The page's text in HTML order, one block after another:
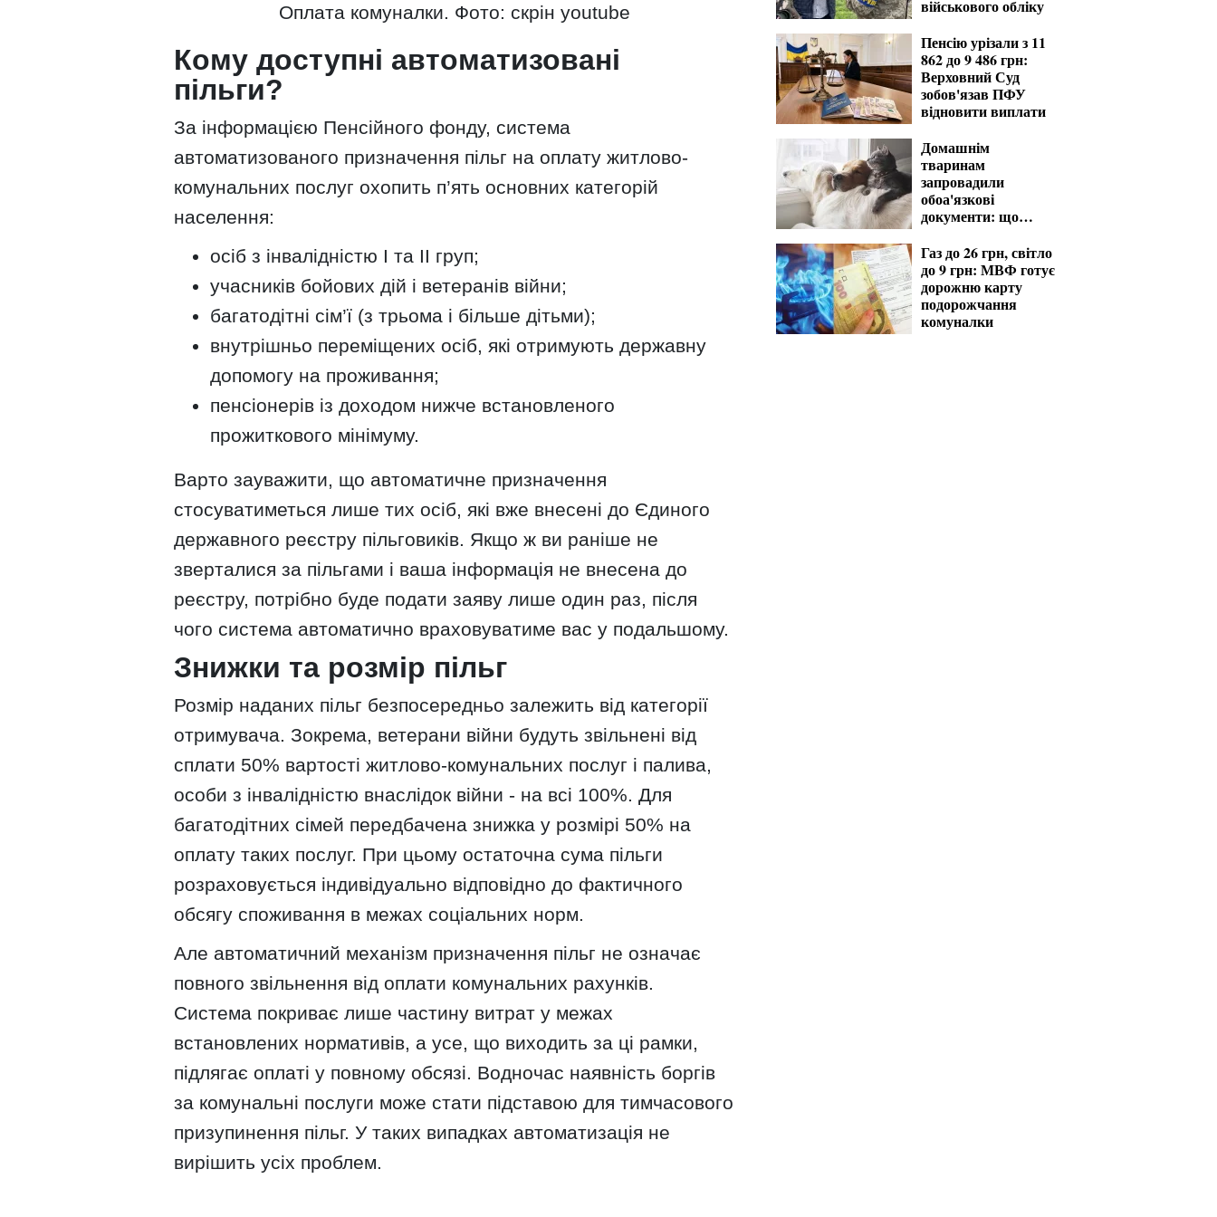
Оплата комуналки. Фото: скрін youtube
Кому доступні автоматизовані
пільги?
За інформацією Пенсійного фонду, система
автоматизованого призначення пільг на оплату житлово-
комунальних послуг охопить п’ять основних категорій
населення:
осіб з інвалідністю I та II груп;
учасників бойових дій і ветеранів війни;
багатодітні сім’ї (з трьома і більше дітьми);
внутрішньо переміщених осіб, які отримують державну
допомогу на проживання;
пенсіонерів із доходом нижче встановленого
прожиткового мінімуму.
Варто зауважити, що автоматичне призначення
стосуватиметься лише тих осіб, які вже внесені до Єдиного
державного реєстру пільговиків. Якщо ж ви раніше не
зверталися за пільгами і ваша інформація не внесена до
реєстру, потрібно буде подати заяву лише один раз, після
чого система автоматично враховуватиме вас у подальшому.
Знижки та розмір пільг
Розмір наданих пільг безпосередньо залежить від категорії
отримувача. Зокрема, ветерани війни будуть звільнені від
сплати 50% вартості житлово-комунальних послуг і палива,
особи з інвалідністю внаслідок війни - на всі 100%. Для
багатодітних сімей передбачена знижка у розмірі 50% на
оплату таких послуг. При цьому остаточна сума пільги
розраховується індивідуально відповідно до фактичного
обсягу споживання в межах соціальних норм.
Але автоматичний механізм призначення пільг не означає
повного звільнення від оплати комунальних рахунків.
Система покриває лише частину витрат у межах
встановлених нормативів, а усе, що виходить за ці рамки,
підлягає оплаті у повному обсязі. Водночас наявність боргів
за комунальні послуги може стати підставою для тимчасового
призупинення пільг. У таких випадках автоматизація не
вирішить усіх проблем.
військового обліку
Пенсію урізали з 11
862 до 9 486 грн:
Верховний Суд
зобов'язав ПФУ
відновити виплати
Домашнім
тваринам
запровадили
обоа'язкові
документи: що
господарі
Газ до 26 грн, світло
до 9 грн: МВФ готує
дорожню карту
подорожчання
комуналки